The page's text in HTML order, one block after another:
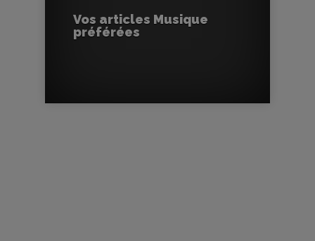
Vos articles Musique
préférées